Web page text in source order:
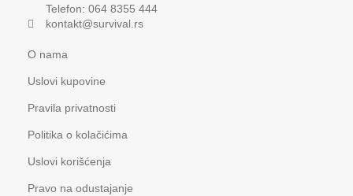
Telefon: 064 8355 444
kontakt@survival.rs
O nama
Uslovi kupovine
Pravila privatnosti
Politika o kolačićima
Uslovi korišćenja
Pravo na odustajanje